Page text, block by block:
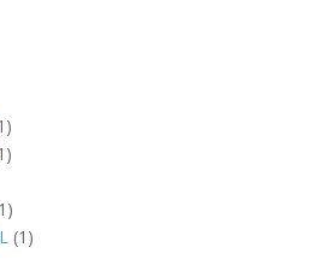
(1)